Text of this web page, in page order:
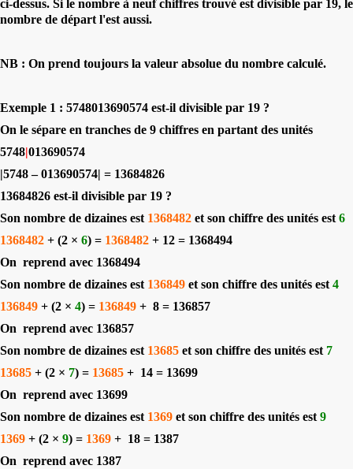
ci-dessus. Si le nombre à neuf chiffres trouvé est divisible par 19, le
nombre de départ l'est aussi.
NB : On prend toujours la valeur absolue du nombre calculé.
Exemple 1 : 5748013690574 est-il divisible par 19 ?
On le sépare en tranches de 9 chiffres en partant des unités
5748|013690574
|5748 – 013690574| = 13684826
13684826 est-il divisible par 19 ?
Son nombre de dizaines est 1368482 et son chiffre des unités est 6
1368482 + (2 × 6) = 1368482 + 12 = 1368494
On reprend avec 1368494
Son nombre de dizaines est 136849 et son chiffre des unités est 4
136849 + (2 × 4) = 136849 + 8 = 136857
On reprend avec 136857
Son nombre de dizaines est 13685 et son chiffre des unités est 7
13685 + (2 × 7) = 13685 + 14 = 13699
On reprend avec 13699
Son nombre de dizaines est 1369 et son chiffre des unités est 9
1369 + (2 × 9) = 1369 + 18 = 1387
On reprend avec 1387